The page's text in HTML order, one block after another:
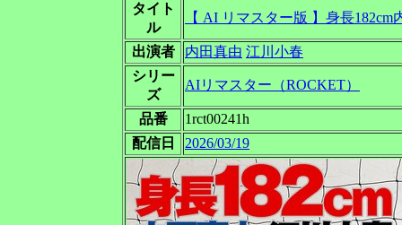
タイト
ル
【 AI リマスター版 】身長
出演者 内田真由 江川小春
シリー
ズ
AIリマスター（ROCKET）
品番
1rct00241h
配信日
2026/03/19